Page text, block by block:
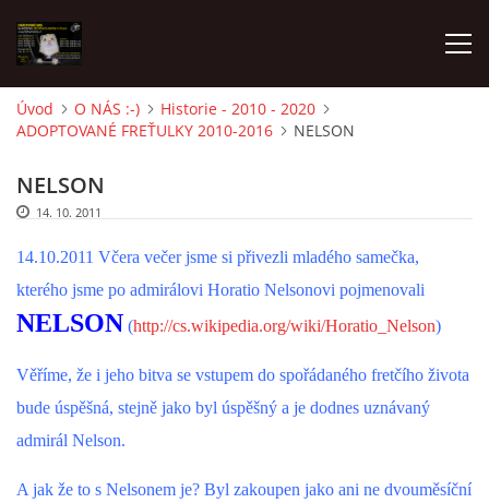
AKTUALITY
FRETKY V ÚTULKU
K ADOPCI
VIRTUÁLNÍ ADOPCE
V NOVÝCH DOMOVECH
Úvod O NÁS :-)
Historie - 2010 - 2020
ADOPTOVANÉ FREŤULKY 2010-2016
NELSON
NELSON
14. 10. 2011
14.10.2011 Včera večer jsme si přivezli mladého samečka,
kterého jsme po admirálovi Horatio Nelsonovi pojmenovali
NELSON (http://cs.wikipedia.org/wiki/Horatio_Nelson)
Věříme, že i jeho bitva se vstupem do spořádaného fretčího života
bude úspěšná, stejně jako byl úspěšný a je dodnes uznávaný
admirál Nelson.
A jak že to s Nelsonem je? Byl zakoupen jako ani ne dvouměsíční